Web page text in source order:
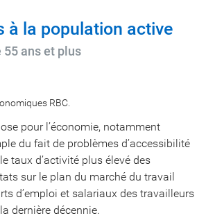
à la population active
55 ans et plus
RBC.
pour l’économie, notamment
du fait de problèmes d’accessibilité
taux d’activité plus élevé des
sur le plan du marché du travail
d’emploi et salariaux des travailleurs
dernière décennie.